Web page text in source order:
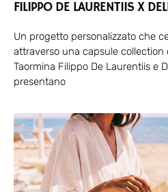
FILIPPO DE LAURENTIIS X
Un progetto personalizzato che
attraverso una capsule collection
Taormina Filippo De Laurentiis e
presentano